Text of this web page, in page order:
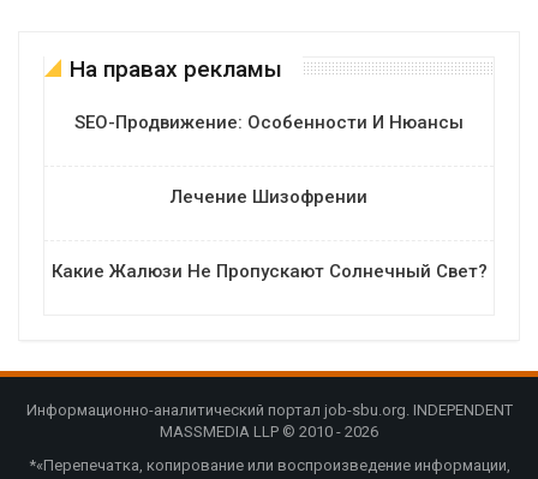
На правах рекламы
SEO-Продвижение: Особенности И Нюансы
Лечение Шизофрении
Какие Жалюзи Не Пропускают Солнечный Свет?
Информационно-аналитический портал job-sbu.org. INDEPENDENT
MASSMEDIA LLP © 2010 - 2026
*«Перепечатка, копирование или воспроизведение информации,